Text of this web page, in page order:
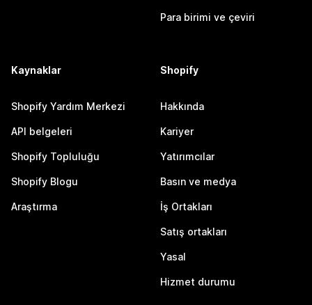
Para birimi ve çeviri
Kaynaklar
Shopify Yardım Merkezi
API belgeleri
Shopify Topluluğu
Shopify Blogu
Araştırma
Shopify
Hakkında
Kariyer
Yatırımcılar
Basın ve medya
İş Ortakları
Satış ortakları
Yasal
Hizmet durumu